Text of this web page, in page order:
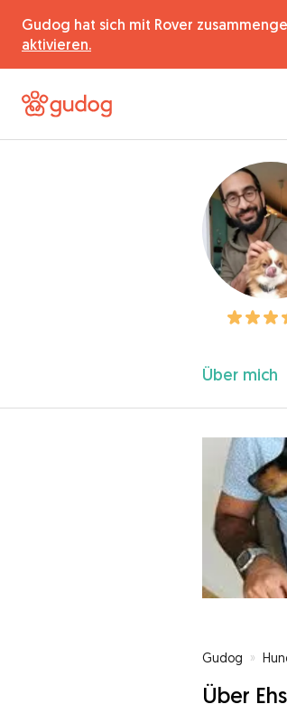
Gudog hat sich mit Rover
aktivieren.
Über mich
Gudog »
Über